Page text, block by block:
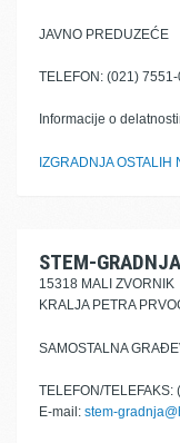
JAVNO PREDUZEĆE
TELEFON: (021)
Informacije o
IZGRADNJA
STEM-GRADNJA
15318 MALI ZVORNIK
KRALJA PETRA
SAMOSTALNA
TELEFON/TELEFAKS:
E-mail: stem-